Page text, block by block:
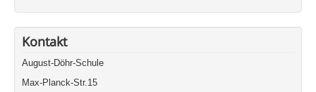
Kontakt
August-Döhr-Schule
Max-Planck-Str.15